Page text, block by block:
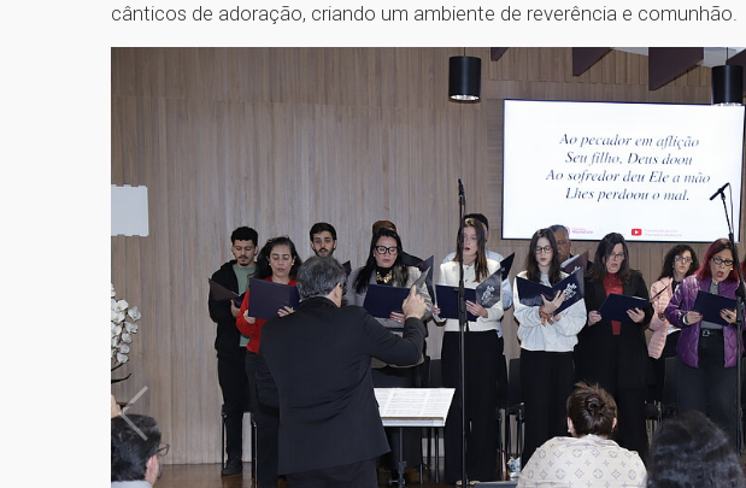
cânticos de adoração, criando um ambiente de reverência e comunhão.